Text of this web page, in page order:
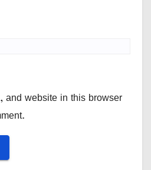
and website in this browser